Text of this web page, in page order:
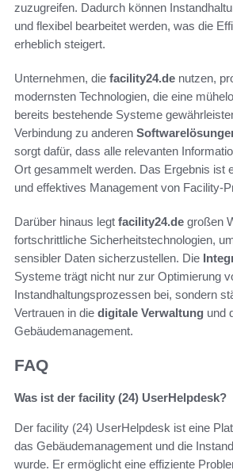
zuzugreifen. Dadurch können
und flexibel bearbeitet werden, was die
erheblich steigert.
Unternehmen, die facility24.de nutzen,
modernsten Technologien, die eine
bereits bestehende Systeme
Verbindung zu anderen
sorgt dafür, dass alle relevanten
Ort gesammelt werden. Das Ergebnis ist
und effektives Management von Facility-
Darüber hinaus legt facility24.de großen
fortschrittliche Sicherheitstechnologien,
sensibler Daten sicherzustellen. Die
Systeme trägt nicht nur zur Optimierung
Instandhaltungsprozessen bei, sondern
Vertrauen in die digitale Verwaltung und
Gebäudemanagement.
FAQ
Was ist der facility (24) UserHelpdesk?
Der facility (24) UserHelpdesk ist eine
das Gebäudemanagement und die
wurde. Er ermöglicht eine effiziente